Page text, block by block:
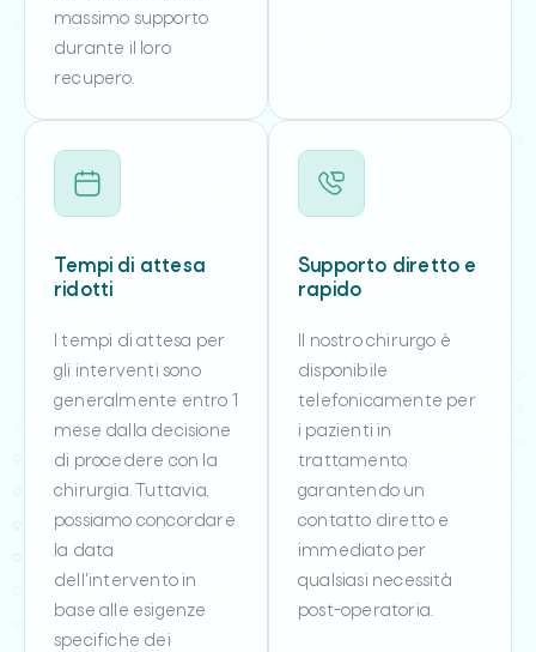
massimo supporto
durante il loro
recupero.
Tempi di attesa
ridotti
I tempi di attesa per
gli interventi sono
generalmente entro 1
mese dalla decisione
di procedere con la
chirurgia. Tuttavia,
possiamo concordare
la data
dell'intervento in
base alle esigenze
specifiche dei
Supporto diretto e
rapido
Il nostro chirurgo è
disponibile
telefonicamente per
i pazienti in
trattamento,
garantendo un
contatto diretto e
immediato per
qualsiasi necessità
post-operatoria.